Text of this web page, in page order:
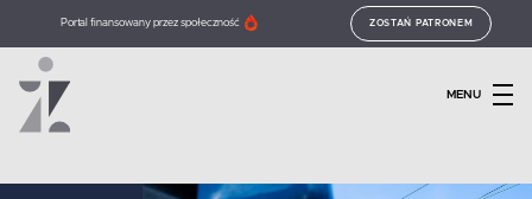
Portal finansowany przez społeczność ZOSTAŃ PATRONEM
MENU